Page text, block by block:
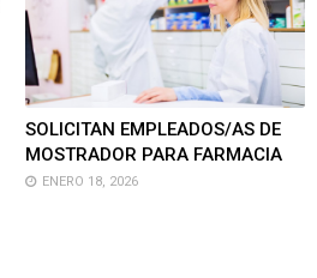
SOLICITAN EMPLEADOS/AS DE
MOSTRADOR PARA FARMACIA
ENERO 18, 2026